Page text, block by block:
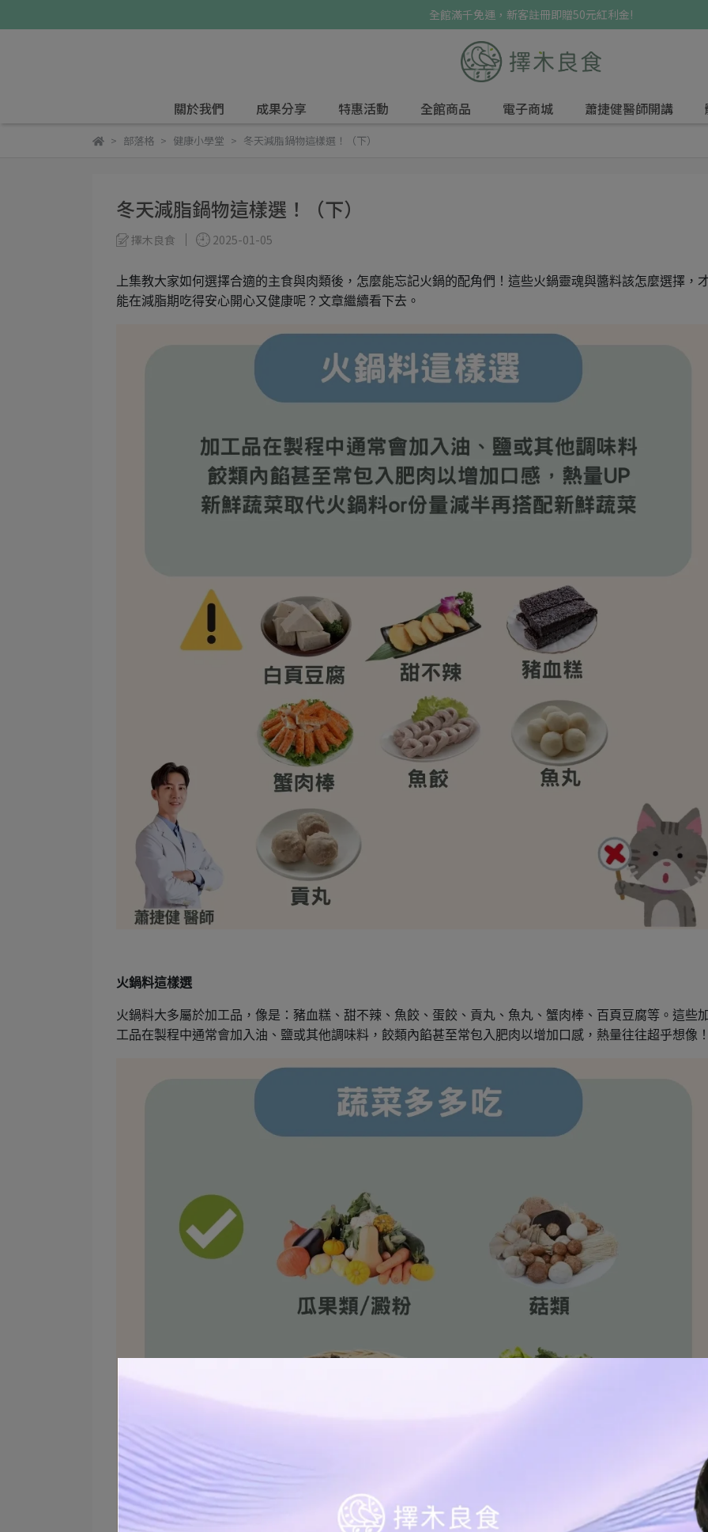
全館滿千免運，新客註冊即贈50元紅利金!
關於我們 成果分享 特惠活動 全館商品 電子商城 蕭捷健醫師開講
部落格 健康小學堂 冬天減脂鍋物這樣選！（下）
冬天減脂鍋物這樣選！（下）
擇木良食 2025-01-05
上集教大家如何選擇合適的主食與肉類後，怎麼能忘記火鍋的配角們！這些火鍋靈魂與醬料該怎麼選擇，
能在減脂期吃得安心開心又健康呢？文章繼續看下去。
火鍋料這樣選
火鍋料大多屬於加工品，像是：豬血糕、甜不辣、魚餃、蛋餃、貢丸、魚丸、蟹肉棒、百頁豆腐等。這些
工品在製程中通常會加入油、鹽或其他調味料，餃類內餡甚至常包入肥肉以增加口感，熱量往往超乎想像